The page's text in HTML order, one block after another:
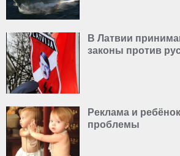
В Латвии
законы против
Реклама и
проблемы